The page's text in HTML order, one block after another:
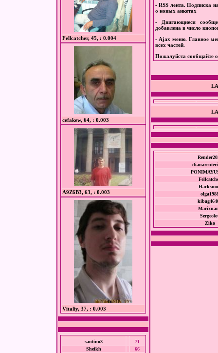
Fellcatcher, 45, : 0.004
cefakew, 64, : 0.003
A9Z6B3, 63, : 0.003
Vitaliy, 37, : 0.003
santino3
71
Sheikh
66
-RSS лента.Подписка
о новых анкетах
- Двигающиеся
добавлена в число
- Ajax меню. Главное
всех частей.
Пожалуйста сообщайте
Ziko